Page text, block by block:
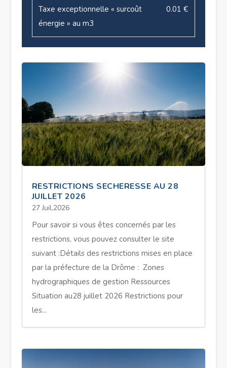
Taxe exceptionnelle « surcoût
énergie » au m3
0.01 €
RESTRICTIONS SECHERESSE AU 28
JUILLET 2026
27 Juil,2026
Pour savoir si vous êtes concernés par les
restrictions, vous pouvez consulter le site
suivant :Détails des restrictions mises en place
par la préfecture de la Drôme : Zones
hydrographiques de gestion Ressources
Situation au28 juillet 2026 Restrictions pour
les...